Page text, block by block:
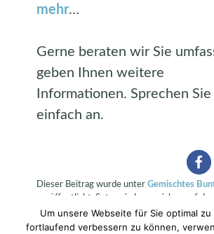
mehr…
Gerne beraten wir Sie
geben Ihnen weitere
Informationen. Sprechen Sie
einfach an.
Dieser Beitrag wurde unterGemischtes
veröffentlicht. Setze ein Lesezeichen auf den
Um unsere Webseite für Sie optimal
fortlaufend verbessern zu können,